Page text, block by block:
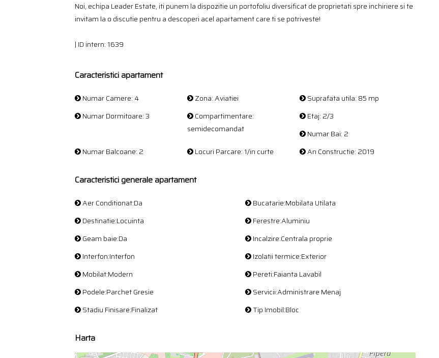
Noi, echipa Leader Estate, iti punem la dispozitie un portofoliu diversificat de proprietati spre inchiriere si te
invitam la o discutie pentru a descoperi acel apartament care ti se potriveste!
| ID intern: 1639
Caracteristici apartament
Numar Camere: 4 Zona: Aviatiei
Suprafata utila: 85 mp
Numar Dormitoare: 3
Compartimentare:
semidecomandat
Etaj: 2/3
Numar Bai: 2
Numar Balcoane: 2
Locuri Parcare: 1/in curte An Constructie: 2019
Caracteristici generale apartament
Aer Conditionat:Da
Bucatarie:Mobilata Utilata
Destinatie:Locuinta
Ferestre:Aluminiu
Geam baie:Da
Incalzire:Centrala proprie
Interfon:Interfon
Izolatii termice:Exterior
Mobilat:Modern
Pereti:Faianta Lavabil
Podele:Parchet Gresie
Servicii:Administrare Menaj
Stadiu Finisare:Finalizat
Tip Imobil:Bloc
Harta